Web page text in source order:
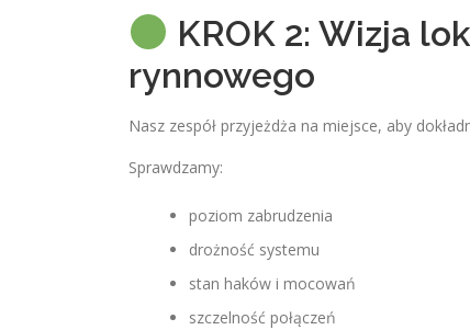
KROK 2: Wizja
rynnowego
Nasz zespół przyjeżdża na miejsce, aby
Sprawdzamy:
poziom zabrudzenia
drożność systemu
stan haków i mocowań
szczelność połączeń